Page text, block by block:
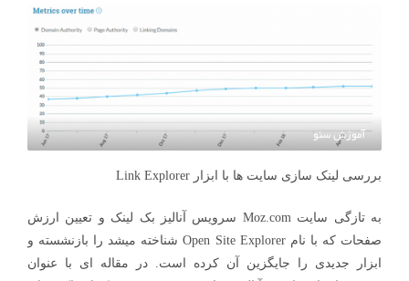
آموزش سئو
بررسی لینک سازی سایت ها با ابزار Link Explorer
به تازگی سایت Moz.com سرویس آنالیز بک لینک و تعیین ارزش
صفحات که با نام Open Site Explorer شناخته میشد را بازنشسته و
ابزار جدیدی را جایگزین آن کرده است. در مقاله ای با عنوان